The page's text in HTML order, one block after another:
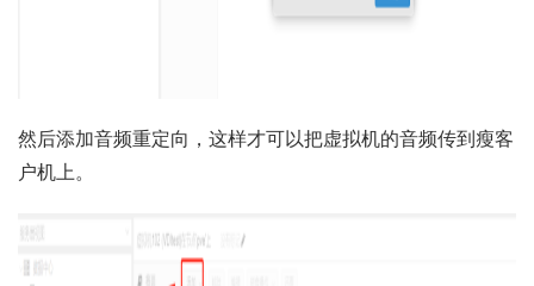
然后添加音频重定向，这样才可以把虚拟机的音频传到瘦客
户机上。